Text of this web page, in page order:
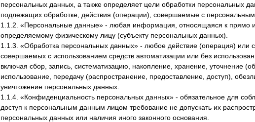
персональных данных, а также определяет цели обработки персональных
подлежащих обработке, действия (операции), совершаемые с
1.1.2. «Персональные данные» - любая информация, относящаяся к прямо
определяемому физическому лицу (субъекту персональных данных).
1.1.3. «Обработка персональных данных» - любое действие (операция) или
совершаемых с использованием средств автоматизации или без
включая сбор, запись, систематизацию, накопление, хранение, уточнение
использование, передачу (распространение, предоставление, доступ),
уничтожение персональных данных.
1.1.4. «Конфиденциальность персональных данных» - обязательное для
доступ к персональным данным лицом требование не допускать их
персональных данных или наличия иного законного основания.